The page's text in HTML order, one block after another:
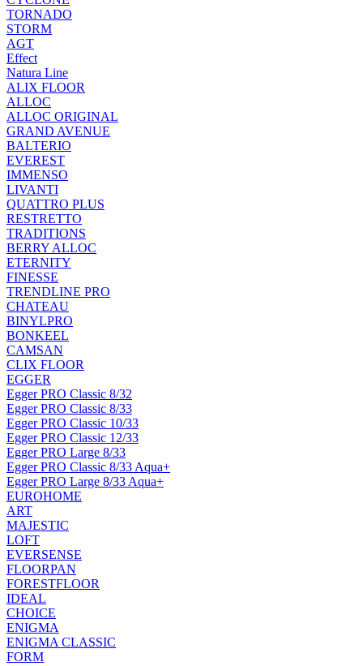
TORNADO
STORM
AGT
Effect
Natura Line
ALIX FLOOR
ALLOC
ALLOC ORIGINAL
GRAND AVENUE
BALTERIO
EVEREST
IMMENSO
LIVANTI
QUATTRO PLUS
RESTRETTO
TRADITIONS
BERRY ALLOC
ETERNITY
FINESSE
TRENDLINE PRO
CHATEAU
BINYLPRO
BONKEEL
CAMSAN
CLIX FLOOR
EGGER
Egger PRO Classic 8/32
Egger PRO Classic 8/33
Egger PRO Classic 10/33
Egger PRO Classic 12/33
Egger PRO Large 8/33
Egger PRO Classic 8/33 Aqua+
Egger PRO Large 8/33 Aqua+
EUROHOME
ART
MAJESTIC
LOFT
EVERSENSE
FLOORPAN
FORESTFLOOR
IDEAL
CHOICE
ENIGMA
ENIGMA CLASSIC
FORM